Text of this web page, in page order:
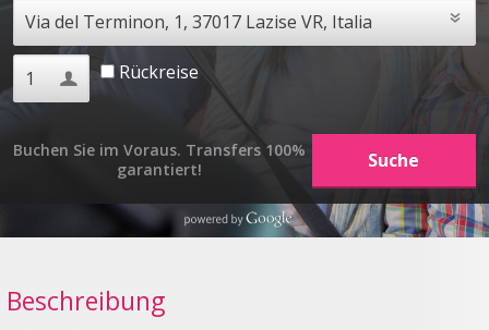
Rückreise
Buchen Sie im Voraus. Transfers 100%
garantiert!
Beschreibung